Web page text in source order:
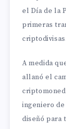
el Día de la
primeras
A medida
allanó el
ingeniero
diseñó para